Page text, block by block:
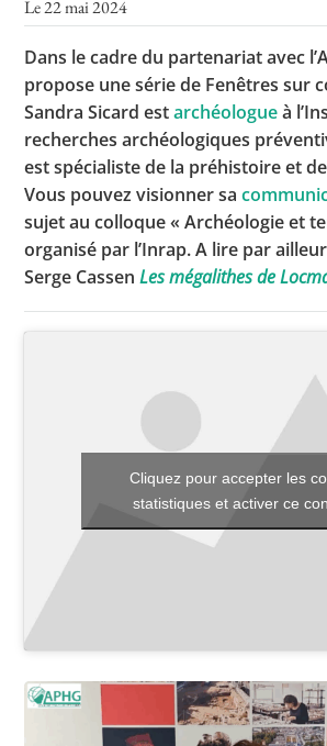
Toutes les
Les rendez-vous de
Concours de
Concours scolaires
Conférences, tables
Critique d’ouvrages
Culture
Le 22 mai 2024
Dans le cadre du partenariat avec
propose une série de Fenêtres sur
Sandra Sicard estarchéologueà
recherches archéologiques
est spécialiste de la préhistoire et
Vous pouvez visionner sa
sujet au colloque « Archéologie et
organisé par l’Inrap. A lire par
Serge CassenLes mégalithes de
Cliquez pour accepter les
statistiques et activer ce